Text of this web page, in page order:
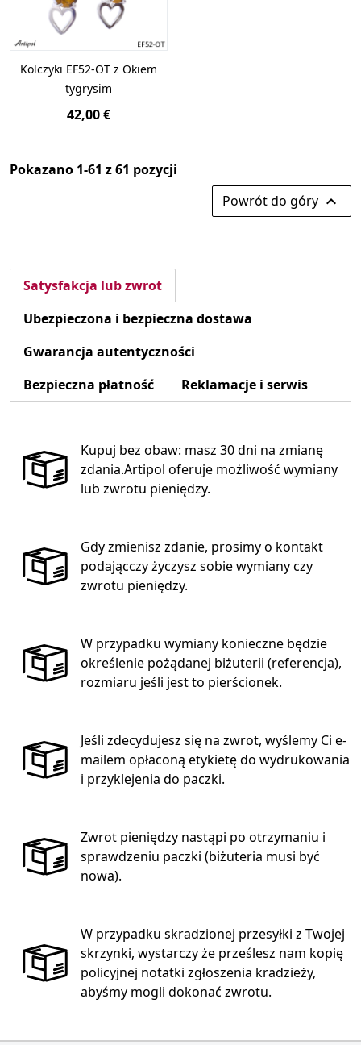
Kolczyki EF52-OT z Okiem
tygrysim
42,00 €
Pokazano 1-61 z 61 pozycji
Powrót do góry 
Satysfakcja lub zwrot
Ubezpieczona i bezpieczna dostawa
Gwarancja autentyczności
Bezpieczna płatność
Reklamacje i serwis
Kupuj bez obaw: masz 30 dni na zmianę
zdania.Artipol oferuje możliwość wymiany
lub zwrotu pieniędzy.
Gdy zmienisz zdanie, prosimy o kontakt
podającczy życzysz sobie wymiany czy
zwrotu pieniędzy.
W przypadku wymiany konieczne będzie
określenie pożądanej biżuterii (referencja),
rozmiaru jeśli jest to pierścionek.
Jeśli zdecydujesz się na zwrot, wyślemy Ci e-
mailem opłaconą etykietę do wydrukowania
i przyklejenia do paczki.
Zwrot pieniędzy nastąpi po otrzymaniu i
sprawdzeniu paczki (biżuteria musi być
nowa).
W przypadku skradzionej przesyłki z Twojej
skrzynki, wystarczy że prześlesz nam kopię
policyjnej notatki zgłoszenia kradzieży,
abyśmy mogli dokonać zwrotu.